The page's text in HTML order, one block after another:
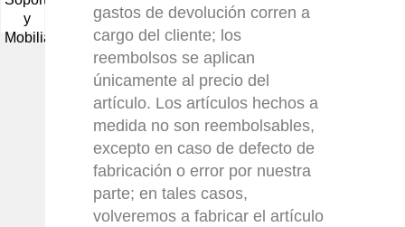
gastos de devolución corren a
cargo del cliente; los
reembolsos se aplican
únicamente al precio del
artículo. Los artículos hechos a
medida no son reembolsables,
excepto en caso de defecto de
fabricación o error por nuestra
parte; en tales casos,
volveremos a fabricar el artículo